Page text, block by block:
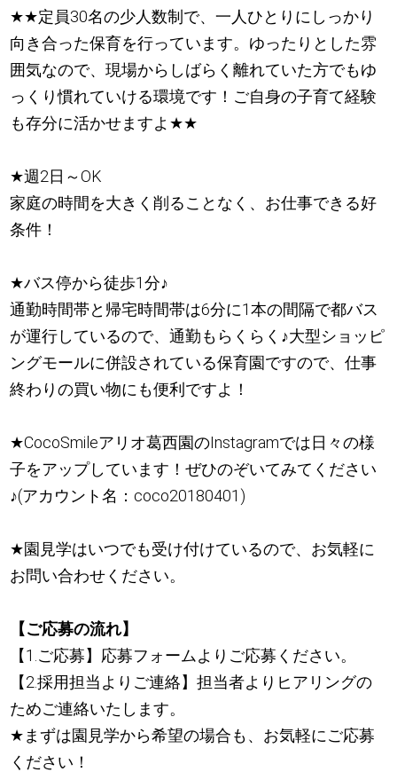
★★定員30名の少人数制で、一人ひとりにしっかり
向き合った保育を行っています。ゆったりとした雰
囲気なので、現場からしばらく離れていた方でもゆ
っくり慣れていける環境です！ご自身の子育て経験
も存分に活かせますよ ★★
★週2日～OK
家庭の時間を大きく削ることなく、お仕事できる好
条件！
★バス停から徒歩1分♪
通勤時間帯と帰宅時間帯は6分に1本の間隔で都バス
が運行しているので、通勤もらくらく ♪大型ショッピ
ングモールに併設されている保育園ですので、仕事
終わりの買い物にも便利ですよ！
★CocoSmileアリオ葛西園のInstagramでは日々の様
子をアップしています！ぜひのぞいてみてください
♪(アカウント名：coco20180401)
★園見学はいつでも受け付けているので、お気軽に
お問い合わせください。
【ご応募の流れ】
【1.ご応募】応募フォームよりご応募ください。
【2.採用担当よりご連絡】担当者よりヒアリングの
ためご連絡いたします。
★ まずは園見学から希望の場合も、お気軽にご応募
ください！